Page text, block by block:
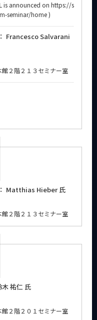
is announced on https://s
seminar/home )
Francesco Salvarani
２階２１３セミナー室
Matthias Hieber 氏
２階２１３セミナー室
祐仁 氏
２階２０１セミナー室